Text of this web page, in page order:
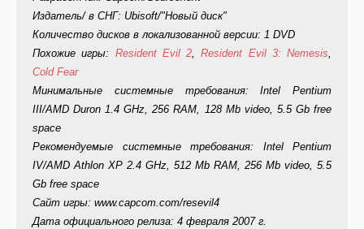
Издатель/ в СНГ: Ubisoft/"Новый диск"
Количество дисков в локализованной версии: 1 DVD
Похожие игры: Resident Evil 2,Resident Evil 3: Nemesis,
Cold Fear
Минимальные системные требования: Intel Pentium
III/AMD Duron 1.4 GHz, 256 RAM, 128 Mb video, 5.5 Gb free
space
Рекомендуемые системные требования: Intel Pentium
IV/AMD Athlon XP 2.4 GHz, 512 Mb RAM, 256 Mb video, 5.5
Gb free space
Сайт игры: www.capcom.com/resevil4
Дата официального релиза: 4 февраля 2007 г.